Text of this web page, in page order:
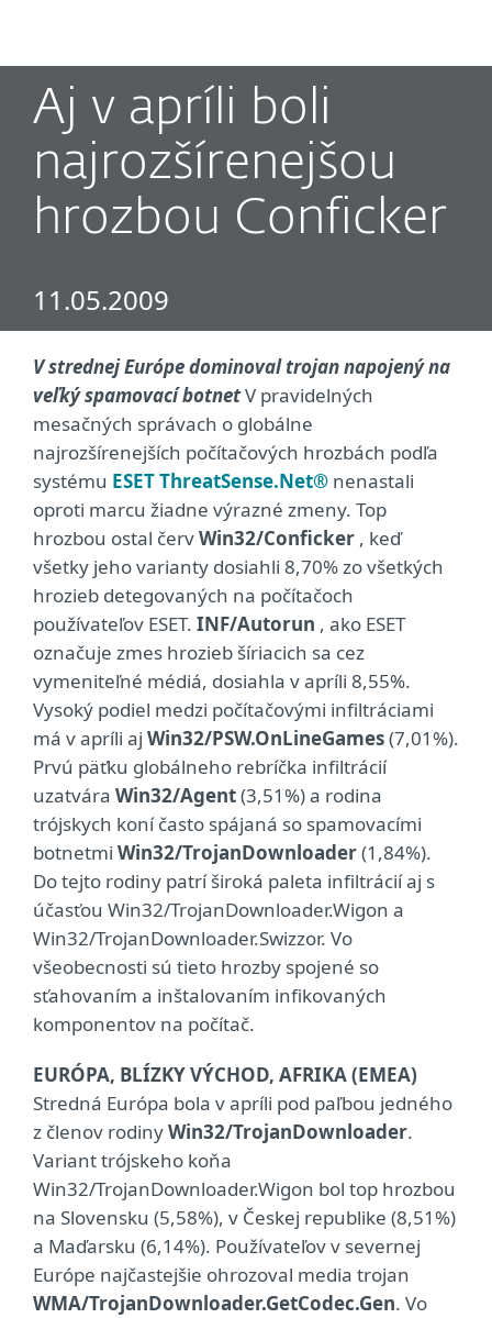
Aj v apríli boli
najrozšírenejšou
hrozbou Conficker
11.05.2009
V strednej Európe dominoval trojan napojený na
veľký spamovací botnetV pravidelných
mesačných správach o globálne
najrozšírenejších počítačových hrozbách podľa
systému ESET ThreatSense.Net® nenastali
oproti marcu žiadne výrazné zmeny. Top
hrozbou ostal červWin32/Conficker , keď
všetky jeho varianty dosiahli 8,70% zo všetkých
hrozieb detegovaných na počítačoch
používateľov ESET. INF/Autorun , ako ESET
označuje zmes hrozieb šíriacich sa cez
vymeniteľné médiá, dosiahla v apríli 8,55%.
Vysoký podiel medzi počítačovými infiltráciami
má v apríli aj Win32/PSW.OnLineGames(7,01%).
Prvú päťku globálneho rebríčka infiltrácií
uzatvára Win32/Agent(3,51%) a rodina
trójskych koní často spájaná so spamovacími
botnetmi Win32/TrojanDownloader(1,84%).
Do tejto rodiny patrí široká paleta infiltrácií aj s
účasťou Win32/TrojanDownloader.Wigon a
Win32/TrojanDownloader.Swizzor. Vo
všeobecnosti sú tieto hrozby spojené so
sťahovaním a inštalovaním infikovaných
komponentov na počítač.
EURÓPA, BLÍZKY VÝCHOD, AFRIKA (EMEA)
Stredná Európa bola v apríli pod paľbou jedného
z členov rodinyWin32/TrojanDownloader.
Variant trójskeho koňa
Win32/TrojanDownloader.Wigon bol top hrozbou
na Slovensku (5,58%), v Českej republike (8,51%)
a Maďarsku (6,14%). Používateľov v severnej
Európe najčastejšie ohrozoval media trojan
WMA/TrojanDownloader.GetCodec.Gen. Vo